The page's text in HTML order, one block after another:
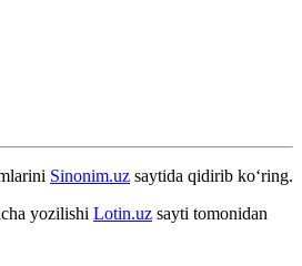
Sinonim.uz saytida qidirib ko‘ring.
yozilishi Lotin.uz sayti tomonidan